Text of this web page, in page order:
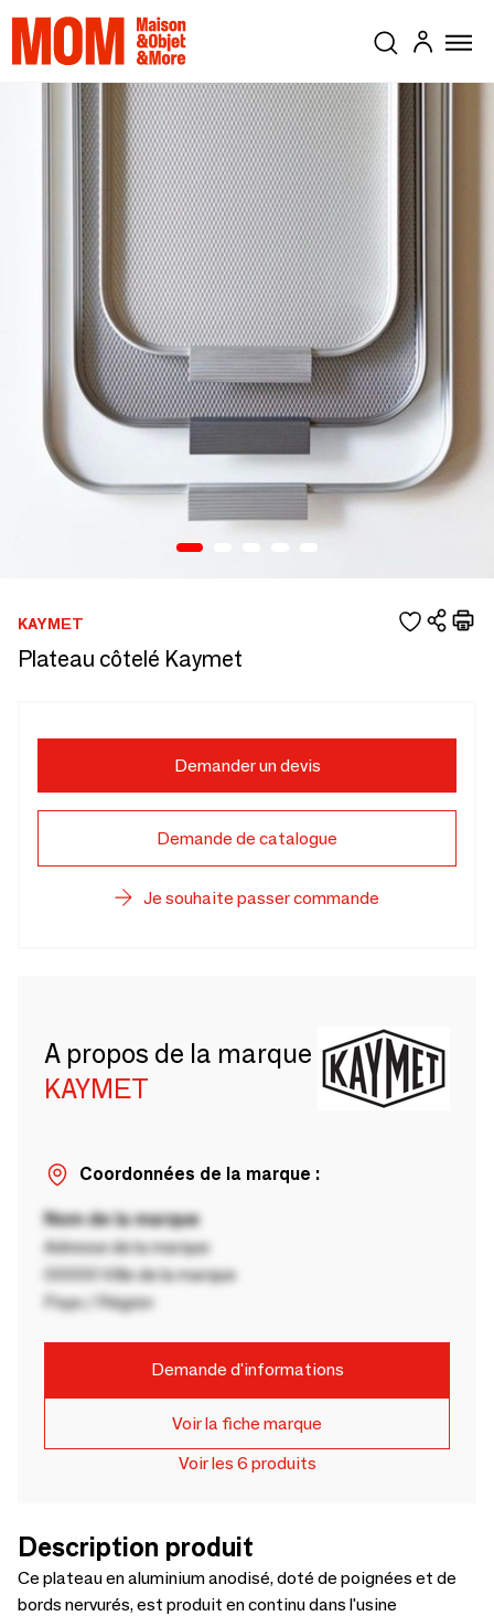
KAYMET
Plateau côtelé Kaymet
Demander un devis
Demande de catalogue
Je souhaite passer commande
A propos de la marque
KAYMET
Coordonnées de la marque :
Nom de la marque
Adresse de la marque
00000 Ville de la marque
Pays / Région
Demande d'informations
Voir la fiche marque
Voir les 6 produits
Description produit
Ce plateau en aluminium anodisé, doté de poignées et de
bords nervurés, est produit en continu dans l'usine